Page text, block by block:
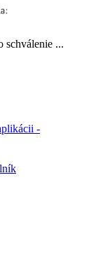
-